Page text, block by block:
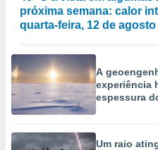
próxima semana: calor
quarta-feira, 12 de agosto
A
experiência
espessura
Um raio